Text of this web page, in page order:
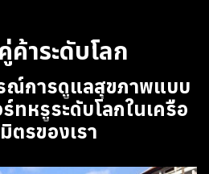
ค้าระดับโลก
ณ์การดูแลสุขภาพแบบ
หรูระดับโลกในเครือ
ตรของเรา